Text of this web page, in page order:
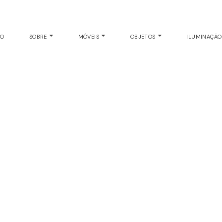
SOBRE MÓVEIS OBJETOS